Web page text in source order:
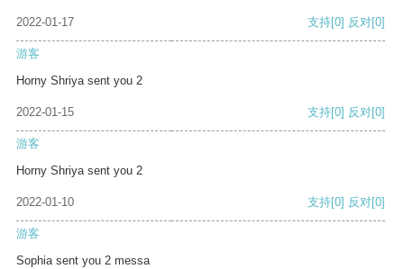
2022-01-17 支持[0] 反对[0]
游客
Horny Shriya sent you 2
2022-01-15 支持[0] 反对[0]
游客
Horny Shriya sent you 2
2022-01-10 支持[0] 反对[0]
游客
Sophia sent you 2 messa